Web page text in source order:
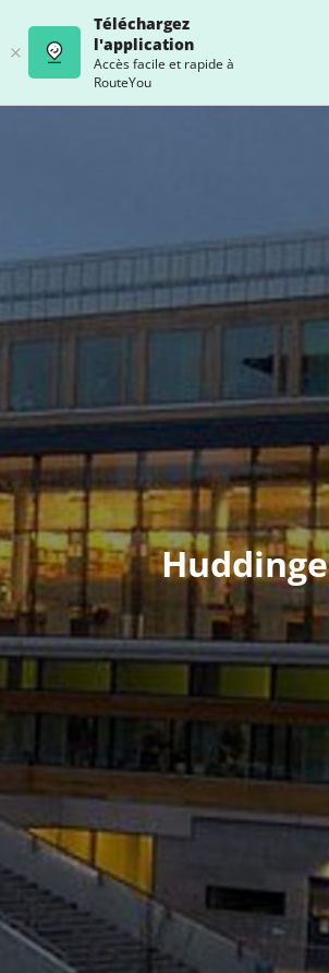
Téléchargez
l'application
Accès facile et rapide à
RouteYou
Huddinge